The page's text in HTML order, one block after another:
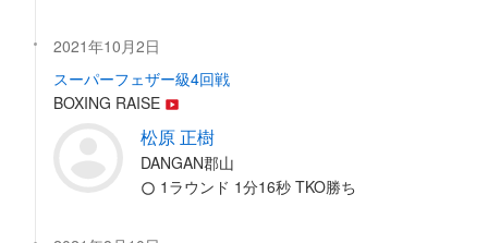
2021年10月2日
スーパーフェザー級4回戦
BOXING RAISE
松原 正樹
DANGAN郡山
1ラウンド 1分16秒 TKO勝ち